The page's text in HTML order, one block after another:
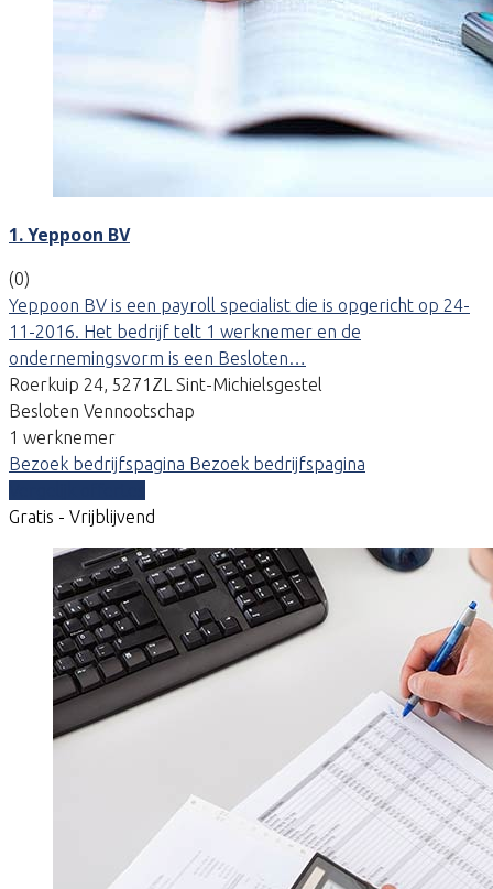
1. Yeppoon BV
(0)
Yeppoon BV is een payroll specialist die is opgericht op 24-
11-2016. Het bedrijf telt 1 werknemer en de
ondernemingsvorm is een Besloten…
Roerkuip 24, 5271ZL Sint-Michielsgestel
Besloten Vennootschap
1 werknemer
Bezoek bedrijfspagina Bezoek bedrijfspagina
Gratis - Vrijblijvend